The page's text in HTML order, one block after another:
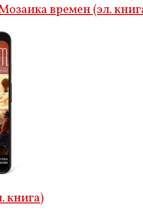
времен (эл.
книга)